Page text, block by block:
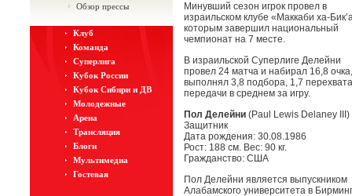
Обзор прессы
Клуб
Команда
Суперлига
Кубок России
Кубок Сибири и ДВ
Молодежные
Арена
Трансляция
Блоги
Мультимедиа
Гостевая
Минувший сезон игрок провел в
израильском клубе «Маккаби ха-
которым завершил национальный
чемпионат на 7 месте.
В израильской Суперлиге Делейни
провел 24 матча и набирал 16,8 очка,
выполнял 3,8 подбора, 1,7
передачи в среднем за игру.
Пол Делейни(Paul Lewis Delaney III)
Защитник
Дата рождения: 30.08.1986
Рост: 188 см. Вес: 90 кг.
Гражданство: США
Пол Делейни является выпускником
Алабамского университета в